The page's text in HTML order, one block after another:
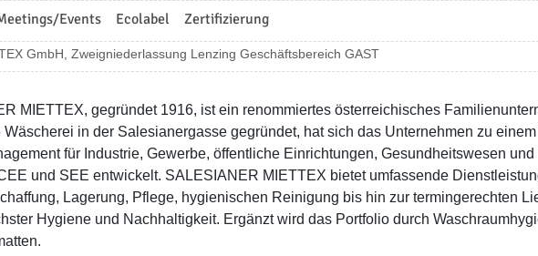
Events Ecolabel Zertifizierung
GmbH, Zweigniederlassung Lenzing Geschäftsbereich GAST
MIETTEX, gegründet 1916, ist ein renommiertes österreichisches
in der Salesianergasse gegründet, hat sich das Unternehmen zu
für Industrie, Gewerbe, öffentliche Einrichtungen, Gesundheitswesen
und SEE entwickelt. SALESIANER MIETTEX bietet umfassende
Lagerung, Pflege, hygienischen Reinigung bis hin zur termingerechten
Hygiene und Nachhaltigkeit. Ergänzt wird das Portfolio durch